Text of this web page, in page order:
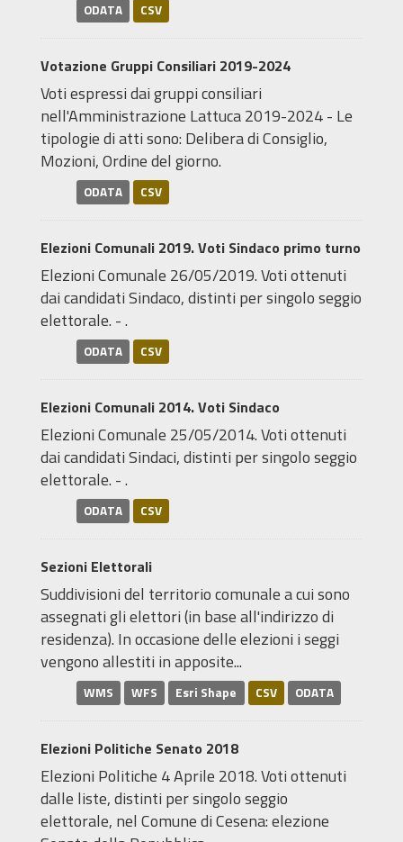
ODATA CSV
Votazione Gruppi Consiliari 2019-2024
Voti espressi dai gruppi consiliari
nell'Amministrazione Lattuca 2019-2024 - Le
tipologie di atti sono: Delibera di Consiglio,
Mozioni, Ordine del giorno.
ODATA CSV
Elezioni Comunali 2019. Voti Sindaco primo turno
Elezioni Comunale 26/05/2019. Voti ottenuti
dai candidati Sindaco, distinti per singolo seggio
elettorale. - .
ODATA CSV
Elezioni Comunali 2014. Voti Sindaco
Elezioni Comunale 25/05/2014. Voti ottenuti
dai candidati Sindaci, distinti per singolo seggio
elettorale. - .
ODATA CSV
Sezioni Elettorali
Suddivisioni del territorio comunale a cui sono
assegnati gli elettori (in base all'indirizzo di
residenza). In occasione delle elezioni i seggi
vengono allestiti in apposite...
WMS WFS Esri Shape CSV ODATA
Elezioni Politiche Senato 2018
Elezioni Politiche 4 Aprile 2018. Voti ottenuti
dalle liste, distinti per singolo seggio
elettorale, nel Comune di Cesena: elezione